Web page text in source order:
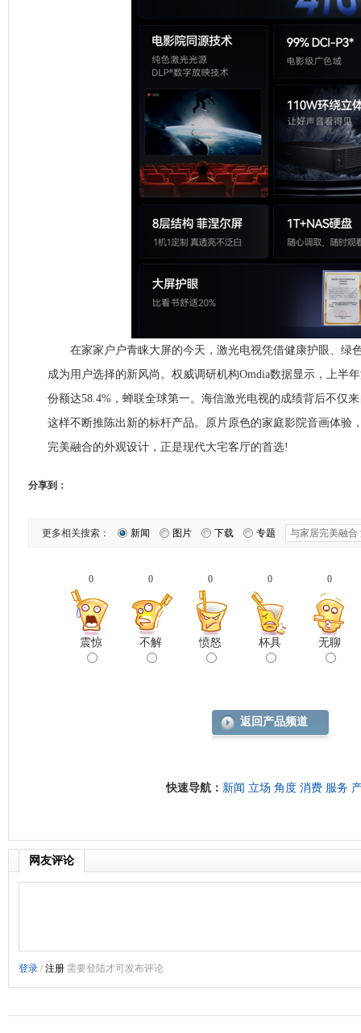
在家家户户青睐大屏的今天，激光电视凭借健康护眼、绿
成为用户选择的新风尚。权威调研机构Omdia数据显示，上半
份额达58.4%，蝉联全球第一。海信激光电视的成绩背后不仅
这样不断推陈出新的标杆产品。原片原色的家庭影院音画体验
完美融合的外观设计，正是现代大宅客厅的首选!
分享到：
更多相关搜索： 新闻 图片 下载 专题
0
震惊
0
不解
0
愤怒
0
杯具
0
无聊
返回产品频道
快速导航： 新闻 立场 角度 消费 服务
网友评论